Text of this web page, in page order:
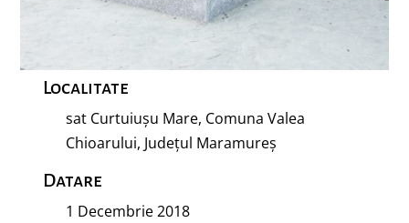
Localitate
sat Curtuiușu Mare, Comuna Valea
Chioarului, Județul Maramureș
Datare
1 Decembrie 2018